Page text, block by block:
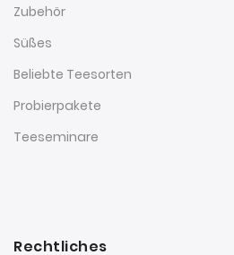
Zubehör
Süßes
Beliebte Teesorten
Probierpakete
Teeseminare
Rechtliches